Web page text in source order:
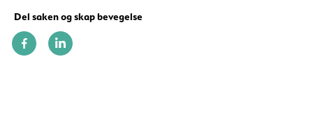
Del saken og skap bevegelse